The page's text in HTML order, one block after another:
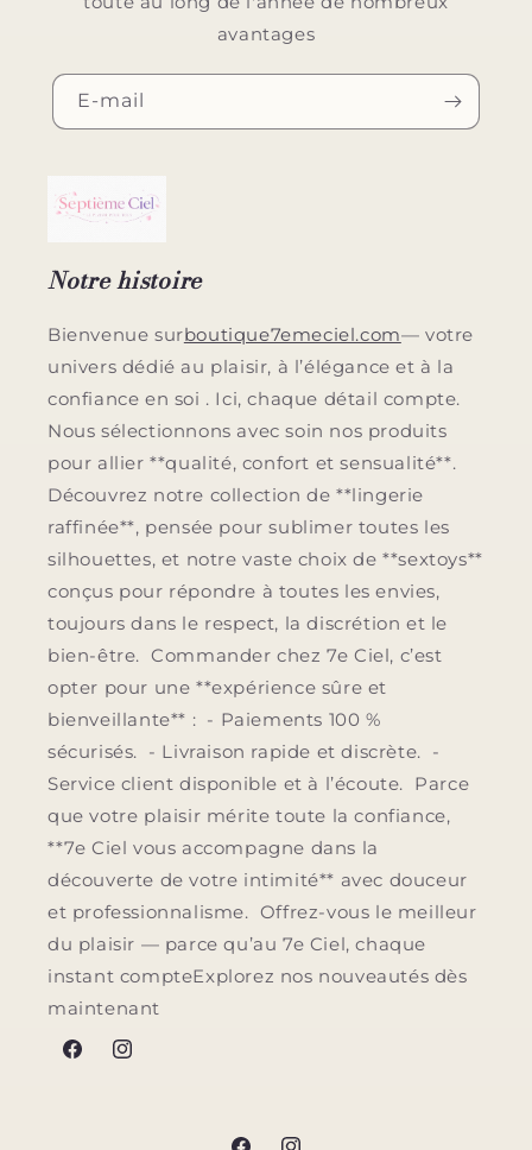
avantages
E-mail
Notre histoire
Bienvenue surboutique7emeciel.com— votre
univers dédié au plaisir, à l’élégance et à la
confiance en soi . Ici, chaque détail compte.
Nous sélectionnons avec soin nos produits
pour allier **qualité, confort et sensualité**.
Découvrez notre collection de **lingerie
raffinée**, pensée pour sublimer toutes les
silhouettes, et notre vaste choix de **sextoys**
conçus pour répondre à toutes les envies,
toujours dans le respect, la discrétion et le
bien-être. Commander chez 7e Ciel, c’est
opter pour une **expérience sûre et
bienveillante** : - Paiements 100 %
sécurisés. - Livraison rapide et discrète. -
Service client disponible et à l’écoute. Parce
que votre plaisir mérite toute la confiance,
**7e Ciel vous accompagne dans la
découverte de votre intimité** avec douceur
et professionnalisme. Offrez-vous le meilleur
du plaisir — parce qu’au 7e Ciel, chaque
instant compteExplorez nos nouveautés dès
maintenant
FacebookInstagram